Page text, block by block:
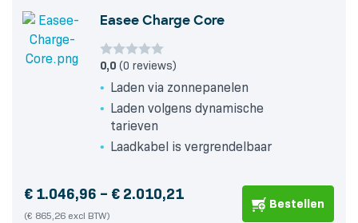
Easee Charge Core
0,0 (0 reviews)
Laden via zonnepanelen
Laden volgens dynamische
tarieven
Laadkabel is vergrendelbaar
€ 1.046,96 – € 2.010,21Price
(€ 865,26 excl BTW)
Bestellen